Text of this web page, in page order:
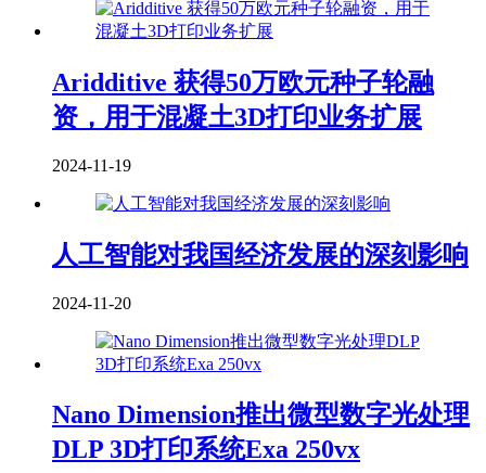
Aridditive 获得50万欧元种子轮融
资，用于混凝土3D打印业务扩展
2024-11-19
人工智能对我国经济发展的深刻影响
2024-11-20
Nano Dimension推出微型数字光处理
DLP 3D打印系统Exa 250vx